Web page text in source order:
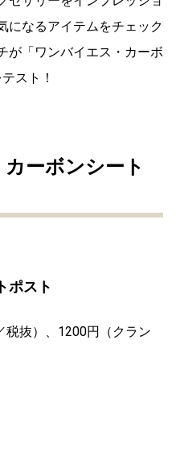
なるアイテムをチェック
が「ワンバイエス・カーボ
スト！
ーボンシート
ポスト
税抜）、1200円（クラン